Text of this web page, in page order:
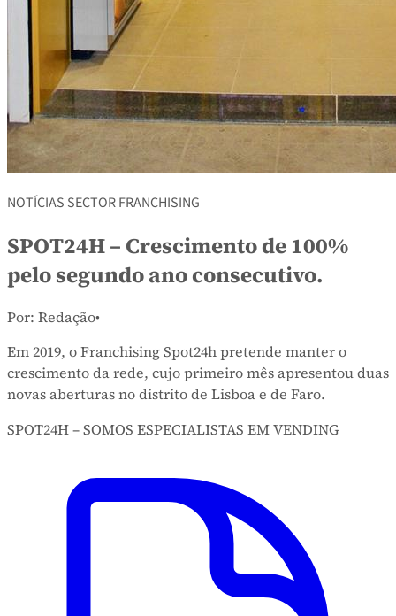
NOTÍCIAS SECTOR FRANCHISING
SPOT24H – Crescimento de 100%
pelo segundo ano consecutivo.
Por: Redação•
Em 2019, o Franchising Spot24h pretende manter o
crescimento da rede, cujo primeiro mês apresentou duas
novas aberturas no distrito de Lisboa e de Faro.
SPOT24H – SOMOS ESPECIALISTAS EM VENDING